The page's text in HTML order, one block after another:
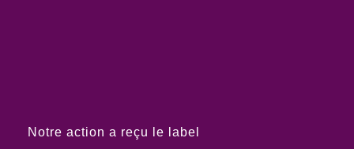
Notre action a reçu le label